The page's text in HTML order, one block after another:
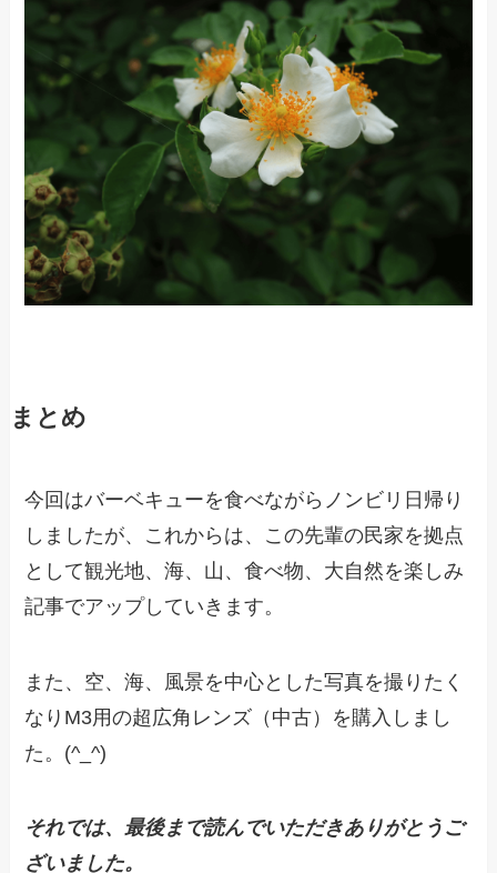
まとめ
今回はバーベキューを食べながらノンビリ日帰り
しましたが、これからは、この先輩の民家を拠点
として観光地、海、山、食べ物、大自然を楽しみ
記事でアップしていきます。
また、空、海、風景を中心とした写真を撮りたく
なりM3用の超広角レンズ（中古）を購入しまし
た。(^_^)
それでは、最後まで読んでいただきありがとうご
ざいました。